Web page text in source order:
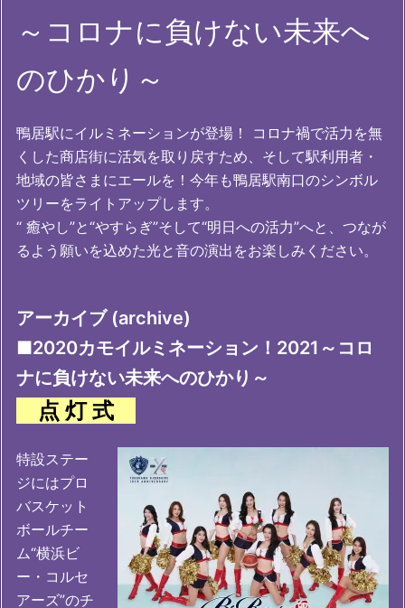
～コロナに負けない未来へ
のひかり～
鴨居駅にイルミネーションが登場！ コロナ禍で活力を無
くした商店街に活気を取り戻すため、そして駅利用者・
地域の皆さまにエールを！今年も鴨居駅南口のシンボル
ツリーをライトアップします。
“ 癒やし”と“やすらぎ”そして“明日への活力”へと、つなが
るよう願いを込めた光と音の演出をお楽しみください。
アーカイブ (archive)
■2020カモイルミネーション！2021～コロ
ナに負けない未来へのひかり～
点 灯 式
特設ステー
ジにはプロ
バスケット
ボールチー
ム“横浜ビ
ー・コルセ
アーズ”のチ